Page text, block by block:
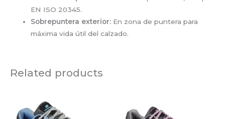
EN ISO 20345.
Sobrepuntera exterior: En zona de puntera para
máxima vida útil del calzado.
Related products